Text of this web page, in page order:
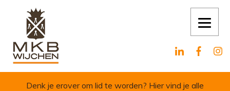
Skip to content
Denk je erover om lid te worden? Hier vind je alle